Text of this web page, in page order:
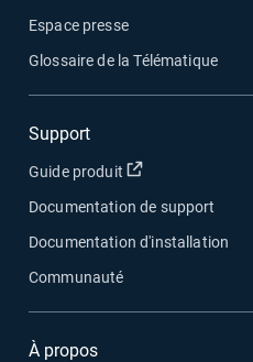
Espace presse
Glossaire de la Télématique
Support
Guide produit Ouvrir dans une
Documentation de support
Documentation d'installation
Communauté
À propos